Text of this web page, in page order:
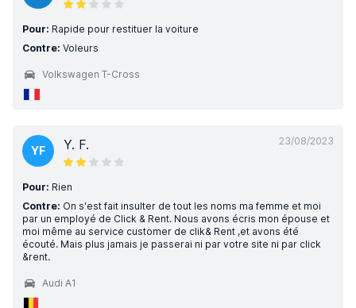
Pour: Rapide pour restituer la voiture
Contre: Voleurs
Volkswagen T-Cross
23/08/2023
YF Y. F.
Pour: Rien
Contre: On s'est fait insulter de tout les noms ma femme et moi
par un employé de Click & Rent. Nous avons écris mon épouse et
moi même au service customer de clik& Rent ,et avons été
écouté. Mais plus jamais je passerai ni par votre site ni par click
&rent.
Audi A1